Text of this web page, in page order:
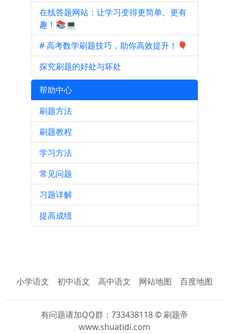
在线答题网站：让学习变得更简单、更有
趣！📚💻
# 高考数学刷题技巧，助你高效提升！🎈
探究刷题的好处与坏处
帮助中心
刷题方法
刷题教程
学习方法
常见问题
习题详解
提高成绩
小学语文 初中语文 高中语文 网站地图 百度地图
有问题请加QQ群：733438118 © 刷题帝
www.shuatidi.com